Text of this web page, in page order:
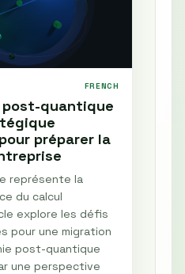
FRENCH
quantique
préparer la
représente la
du calcul
explore les défis
pour une migration
post-quantique
une perspective